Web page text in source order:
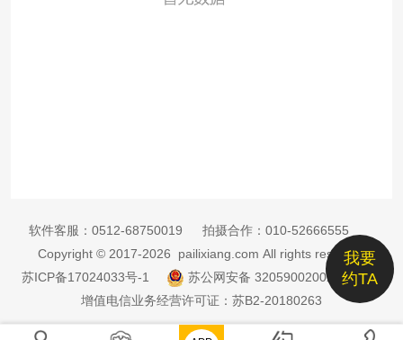
我要
约TA
软件客服： 0512-68750019 拍摄合作： 010-52666555
Copyright © 2017-2026 pailixiang.com All rights reserved
苏ICP备17024033号-1
苏公网安备 32059002002885号
增值电信业务经营许可证：苏B2-20180263